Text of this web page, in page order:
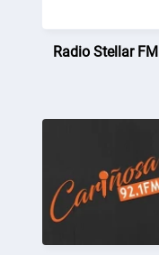
Radio Stellar FM